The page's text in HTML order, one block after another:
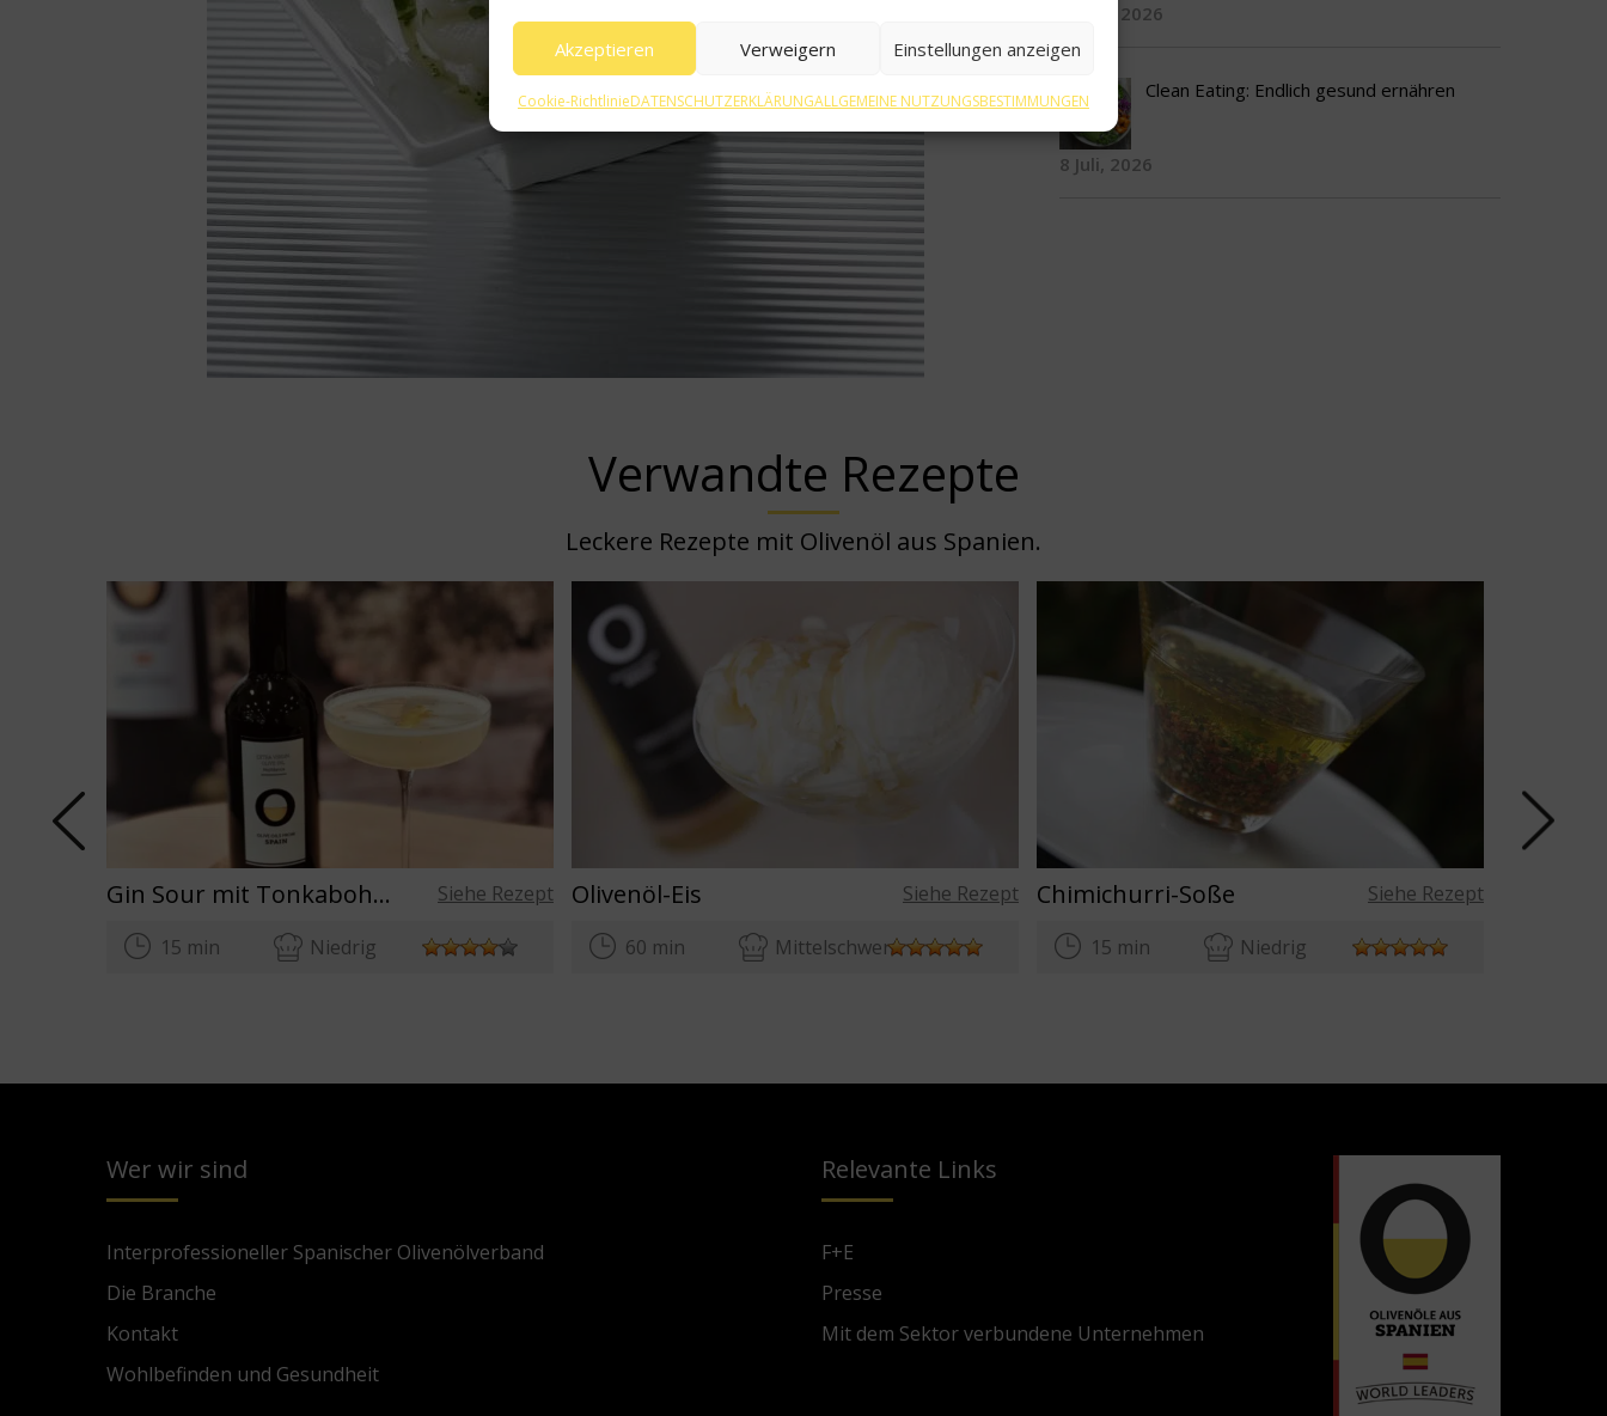
Akzeptieren Verweigern Einstellungen anzeigen
Cookie-RichtlinieDATENSCHUTZERKLÄRUNGALLGEMEINE NUTZUNGSBESTIMMUNGEN
15 Juli, 2026
Clean Eating: Endlich gesund ernähren
8 Juli, 2026
Verwandte Rezepte
Leckere Rezepte mit Olivenöl aus Spanien.
Gin Sour mit Tonkabohnensirup und Olivenöl Siehe Rezept
15 min Niedrig
Olivenöl-Eis Siehe Rezept
60 min Mittelschwer
Chimichurri-Soße Siehe Rezept
15 min Niedrig
Wer wir sind
Interprofessioneller Spanischer Olivenölverband
Die Branche
Kontakt
Wohlbefinden und Gesundheit
Relevante Links
F+E
Presse
Mit dem Sektor verbundene Unternehmen